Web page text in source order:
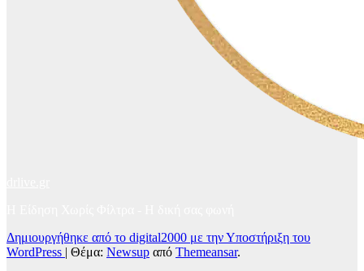
Δημιουργήθηκε από το digital2000 με την Υποστήριξη του
WordPress | Θέμα: Newsup από Themeansar.